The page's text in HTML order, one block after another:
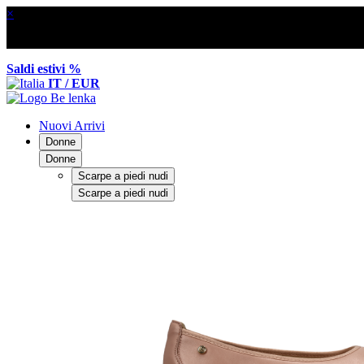
×
Saldi estivi %
IT / EUR
Nuovi Arrivi
Donne
Donne
Scarpe a piedi nudi
Scarpe a piedi nudi